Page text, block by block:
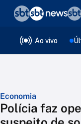
Ao vivo
Economia
Polícia faz
❮voltar